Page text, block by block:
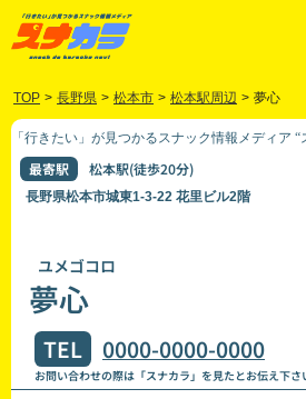
TOP > 長野県 > 松本市 > 松本駅周辺 > 夢心
「行きたい」が見つかるスナック情報メディア “
最寄駅 松本駅(徒歩20分)
長野県松本市城東1-3-22 花里ビル2階
ユメゴコロ
夢心
TEL 0000-0000-0000
お問い合わせの際は「スナカラ」を見たとお伝え下さ